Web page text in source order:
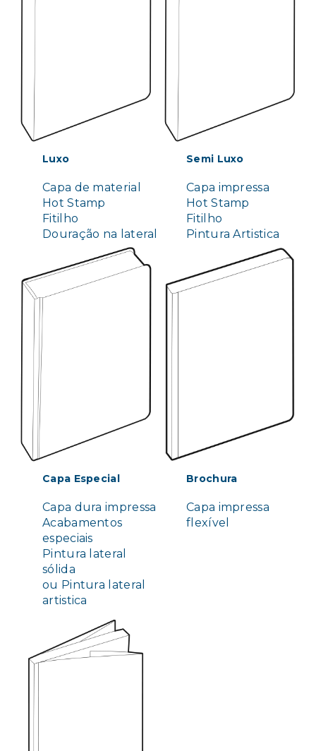
Luxo
Capa de material
Hot Stamp
Fitilho
Douração na lateral
Semi Luxo
Capa impressa
Hot Stamp
Fitilho
Pintura Artistica
Capa Especial
Capa dura impressa
Acabamentos
especiais
Pintura lateral
sólida
ou Pintura lateral
artistica
Brochura
Capa impressa
flexível